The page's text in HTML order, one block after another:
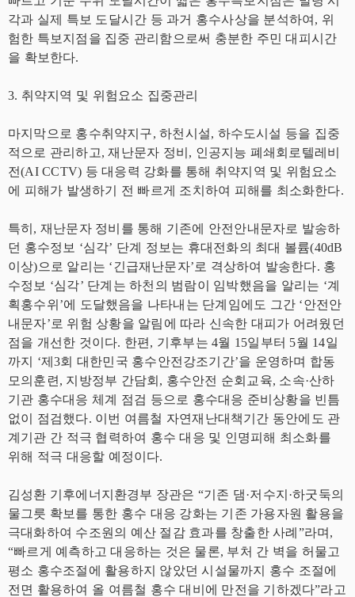
각과 실제 특보 도달시간 등 과거 홍수사상을 분석하여, 위
험한 특보지점을 집중 관리함으로써 충분한 주민 대피시간
을 확보한다.
3. 취약지역 및 위험요소 집중관리
마지막으로 홍수취약지구, 하천시설, 하수도시설 등을 집중
적으로 관리하고, 재난문자 정비, 인공지능 폐쇄회로텔레비
전(AI CCTV) 등 대응력 강화를 통해 취약지역 및 위험요소
에 피해가 발생하기 전 빠르게 조치하여 피해를 최소화한다.
특히, 재난문자 정비를 통해 기존에 안전안내문자로 발송하
던 홍수정보 ‘심각’ 단계 정보는 휴대전화의 최대 볼륨(40dB
이상)으로 알리는 ‘긴급재난문자’로 격상하여 발송한다. 홍
수정보 ‘심각’ 단계는 하천의 범람이 임박했음을 알리는 ‘계
획홍수위’에 도달했음을 나타내는 단계임에도 그간 ‘안전안
내문자’로 위험 상황을 알림에 따라 신속한 대피가 어려웠던
점을 개선한 것이다. 한편, 기후부는 4월 15일부터 5월 14일
까지 ‘제3회 대한민국 홍수안전강조기간’을 운영하며 합동
모의훈련, 지방정부 간담회, 홍수안전 순회교육, 소속·산하
기관 홍수대응 체계 점검 등으로 홍수대응 준비상황을 빈틈
없이 점검했다. 이번 여름철 자연재난대책기간 동안에도 관
계기관 간 적극 협력하여 홍수 대응 및 인명피해 최소화를
위해 적극 대응할 예정이다.
김성환 기후에너지환경부 장관은 “기존 댐·저수지·하굿둑의
물그릇 확보를 통한 홍수 대응 강화는 기존 가용자원 활용을
극대화하여 수조원의 예산 절감 효과를 창출한 사례”라며,
“빠르게 예측하고 대응하는 것은 물론, 부처 간 벽을 허물고
평소 홍수조절에 활용하지 않았던 시설물까지 홍수 조절에
전면 활용하여 올 여름철 홍수 대비에 만전을 기하겠다”라고